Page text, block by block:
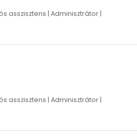
asszisztens | Adminisztrátor |
asszisztens | Adminisztrátor |